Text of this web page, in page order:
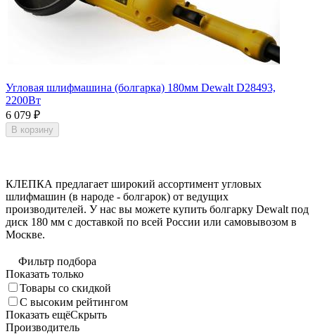
Угловая шлифмашина (болгарка) 180мм Dewalt D28493,
2200Вт
6 079 ₽
В корзину
КЛЕПКА предлагает широкий ассортимент угловых
шлифмашин (в народе - болгарок) от ведущих
производителей. У нас вы можете купить болгарку Dewalt под
диск 180 мм с доставкой по всей России или самовывозом в
Москве.
Фильтр подбора
Показать только
Товары со скидкой
С высоким рейтингом
Показать ещёСкрыть
Производитель